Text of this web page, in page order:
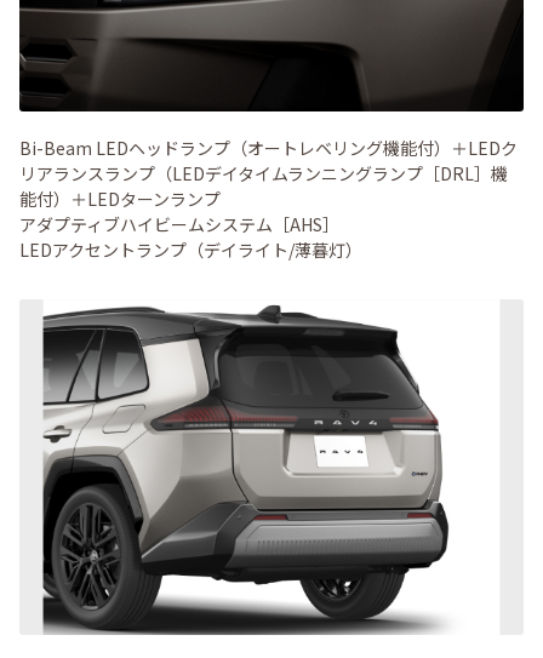
Bi-Beam LEDヘッドランプ（オートレベリング機能付）＋LEDク
リアランスランプ（LEDデイタイムランニングランプ［DRL］機
能付）＋LEDターンランプ
アダプティブハイビームシステム［AHS］
LEDアクセントランプ（デイライト/薄暮灯）